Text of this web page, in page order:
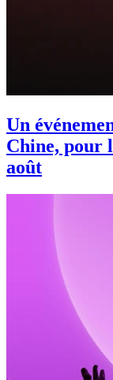
Un
Chine, pour
août